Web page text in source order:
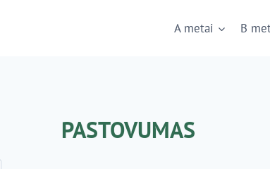
A metai B
PASTOVUMAS